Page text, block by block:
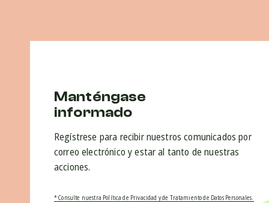
Manténgase
informado
Regístrese para recibir nuestros comunicados por
correo electrónico y estar al tanto de nuestras
acciones.
* Consulte nuestra Política de Privacidad y de Tratamiento de Datos Personales.